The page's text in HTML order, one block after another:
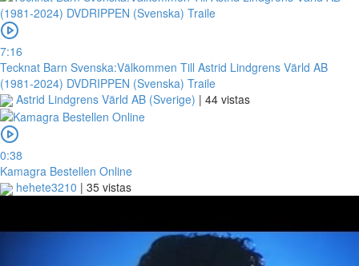
7:16
Tecknat Barn Svenska:Välkommen Till Astrid Lindgrens Värld AB
(1981-2024) DVDRIPPEN (Svenska) Traile
Astrid Lindgrens Värld AB (Sverige) | 44 vistas
0:38
Kamagra Bestellen Online
hehete3210 | 35 vistas